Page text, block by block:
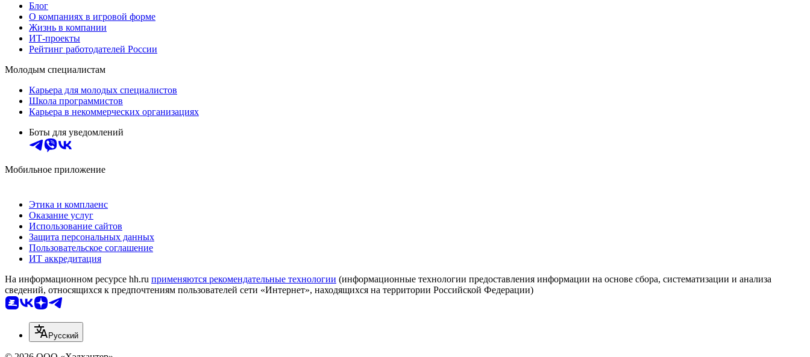
Блог
О компаниях в игровой форме
Жизнь в компании
ИТ-проекты
Рейтинг работодателей России
Молодым специалистам
Карьера для молодых специалистов
Школа программистов
Карьера в некоммерческих организациях
Боты для уведомлений
Мобильное приложение
Этика и комплаенс
Оказание услуг
Использование сайтов
Защита персональных данных
Пользовательское соглашение
ИТ аккредитация
На информационном ресурсе hh.ru применяются рекомендательные технологии (информационные технологии предоставления информации на основе сбора, систематизации и анализа
сведений, относящихся к предпочтениям пользователей сети «Интернет», находящихся на территории Российской Федерации)
Русский